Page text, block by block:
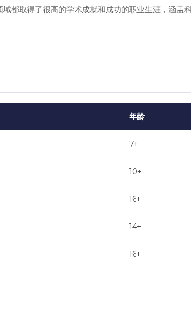
都取得了很高的学术成就和成功的职业生涯，涵盖
年龄
7+
10+
16+
14+
16+